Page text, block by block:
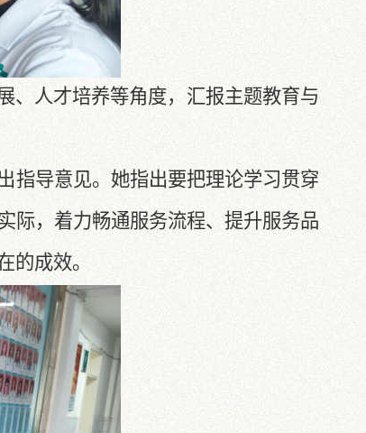
、人才培养等角度，汇报主题教育与
指导意见。她指出要把理论学习贯穿
际，着力畅通服务流程、提升服务品
的成效。